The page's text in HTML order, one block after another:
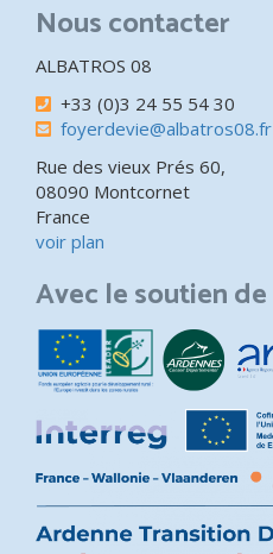
Nous contacter
ALBATROS 08
+33 (0)3 24 55 54 30
foyerdevie@albatros08.fr
Rue des vieux Prés 60,
08090 Montcornet
France
voir plan
Avec le soutien de